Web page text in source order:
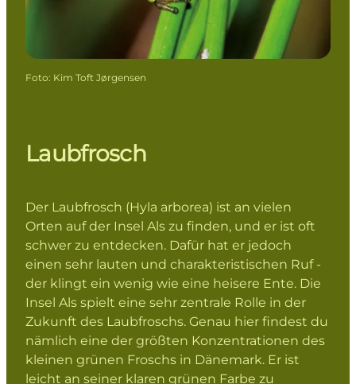
Foto: Kim Toft Jørgensen
Laubfrosch
Der Laubfrosch (Hyla arborea) ist an vielen
Orten auf der Insel Als zu finden, und er ist oft
schwer zu entdecken. Dafür hat er jedoch
einen sehr lauten und charakteristischen Ruf -
der klingt ein wenig wie eine heisere Ente. Die
Insel Als spielt eine sehr zentrale Rolle in der
Zukunft des Laubfroschs. Genau hier findest du
nämlich eine der größten Konzentrationen des
kleinen grünen Froschs in Dänemark. Er ist
leicht an seiner klaren grünen Farbe zu